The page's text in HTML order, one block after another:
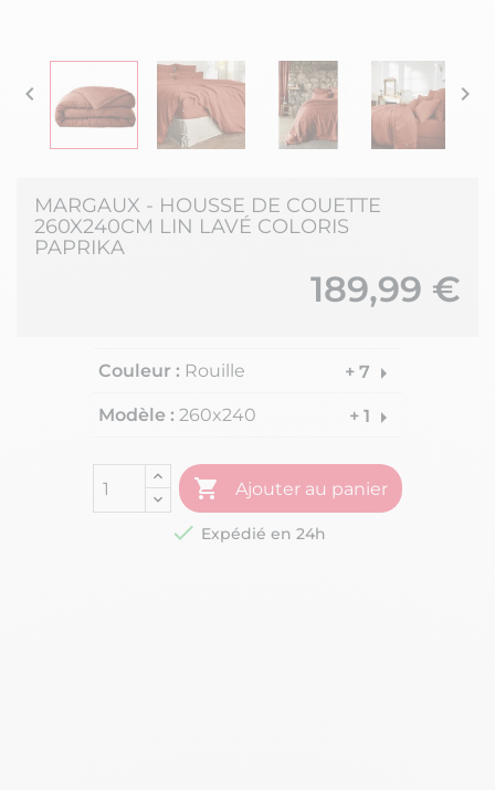
 
MARGAUX - HOUSSE DE COUETTE
260X240CM LIN LAVÉ COLORIS
PAPRIKA
189,99 €
Couleur : Rouille + 7 arrow_right
Modèle : 260x240 + 1 arrow_right
 Ajouter au panier
 Expédié en 24h